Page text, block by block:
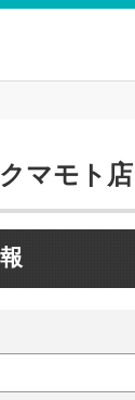
マモト店